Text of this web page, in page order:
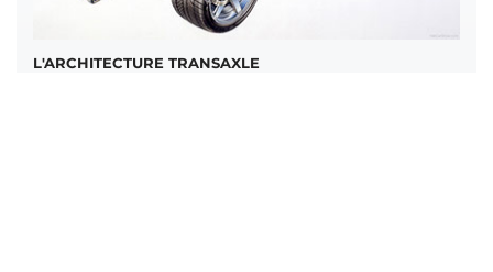
L'ARCHITECTURE TRANSAXLE